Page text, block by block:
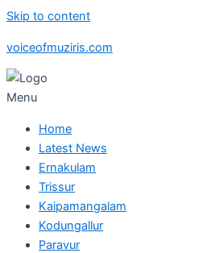
Skip to content
voiceofmuziris.com
Menu
Home
Latest News
Ernakulam
Trissur
Kaipamangalam
Kodungallur
Paravur